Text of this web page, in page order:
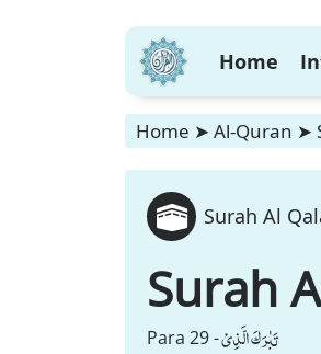
Home
Home ➤ Al-Quran ➤
Surah Al
Surah
Para 29 -تَبٰرَكَ الَّذِیْ